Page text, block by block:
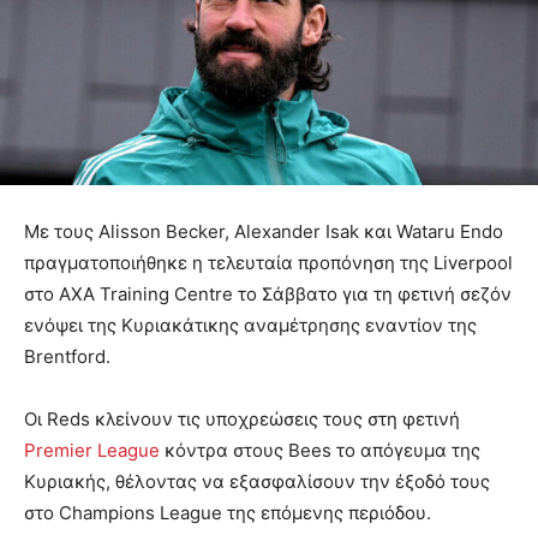
Με τους Alisson Becker, Alexander Isak και Wataru Endo
πραγματοποιήθηκε η τελευταία προπόνηση της Liverpool
στο AXA Training Centre το Σάββατο για τη φετινή σεζόν
ενόψει της Κυριακάτικης αναμέτρησης εναντίον της
Brentford.
Οι Reds κλείνουν τις υποχρεώσεις τους στη φετινή
Premier League κόντρα στους Bees το απόγευμα της
Κυριακής, θέλοντας να εξασφαλίσουν την έξοδό τους
στο Champions League της επόμενης περιόδου.